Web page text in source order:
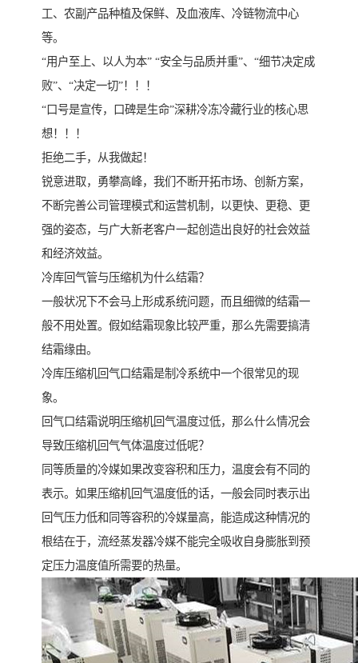
工、农副产品种植及保鲜、及血液库、冷链物流中心
等。
“用户至上、以人为本” “安全与品质并重”、“细节决定成
败”、“决定一切”！！！
“口号是宣传，口碑是生命”深耕冷冻冷藏行业的核心思
想！！！
拒绝二手，从我做起！
锐意进取，勇攀高峰，我们不断开拓市场、创新方案，
不断完善公司管理模式和运营机制，以更快、更稳、更
强的姿态，与广大新老客户一起创造出良好的社会效益
和经济效益。
冷库回气管与压缩机为什么结霜？
一般状况下不会马上形成系统问题，而且细微的结霜一
般不用处置。假如结霜现象比较严重，那么先需要搞清
结霜缘由。
冷库压缩机回气口结霜是制冷系统中一个很常见的现
象。
回气口结霜说明压缩机回气温度过低，那么什么情况会
导致压缩机回气气体温度过低呢？
同等质量的冷媒如果改变容积和压力，温度会有不同的
表示。如果压缩机回气温度低的话，一般会同时表示出
回气压力低和同等容积的冷媒量高，能造成这种情况的
根结在于，流经蒸发器冷媒不能完全吸收自身膨胀到预
定压力温度值所需要的热量。